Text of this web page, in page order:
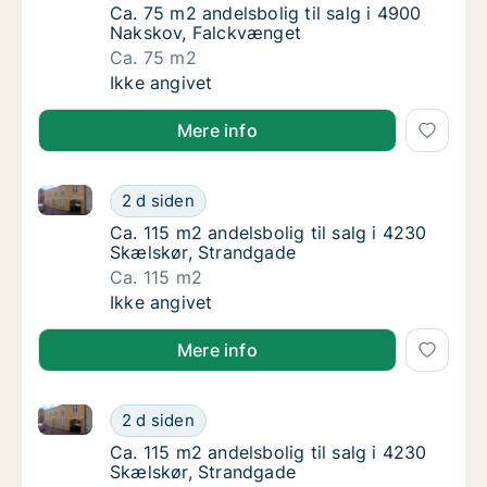
Ca. 75 m2 andelsbolig til salg i 4900
Ca. 75 m2 andelsbolig til salg i 4900
Nakskov, Falckvænget
Ca. 75 m2
Ca. 75 m2 andelsbolig til salg i 4900
Ikke angivet
Mere info
Ca. 115 m2 andelsbolig til salg i 4230
2 d siden
Ca. 115 m2 andelsbolig til salg i 4230 Skælskør,
Ca. 115 m2 andelsbolig til salg i 4230
Ca. 115 m2 andelsbolig til salg i 4230
Skælskør, Strandgade
Ca. 115 m2
Ca. 115 m2 andelsbolig til salg i 4230
Ikke angivet
Mere info
Ca. 115 m2 andelsbolig til salg i 4230
2 d siden
Ca. 115 m2 andelsbolig til salg i 4230 Skælskør,
Ca. 115 m2 andelsbolig til salg i 4230
Ca. 115 m2 andelsbolig til salg i 4230
Skælskør, Strandgade